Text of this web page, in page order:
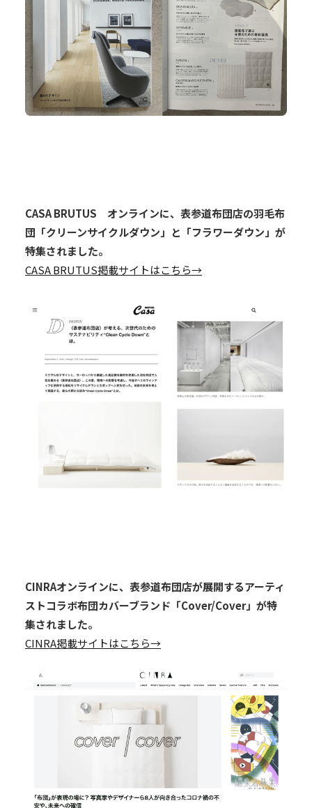
CASA BRUTUS オンラインに、表参道布団店の羽毛布
団「クリーンサイクルダウン」と「フラワーダウン」が
特集されました。
CASA BRUTUS掲載サイトはこちら→
CINRAオンラインに、表参道布団店が展開するアーティ
ストコラボ布団カバーブランド「Cover/Cover」が特
集されました。
CINRA掲載サイトはこちら→